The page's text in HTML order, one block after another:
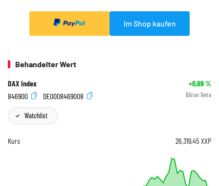
Im Shop kaufen
Behandelter Wert
DAX Index +0,69%
846900
DE0008469008 Börse: Xetra
Watchlist
Kurs 26.319,45 XXP